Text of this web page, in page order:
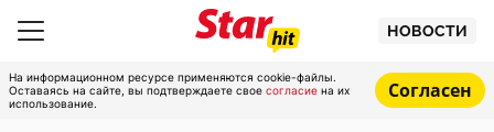
НОВОСТИ
На информационном ресурсе применяются cookie-файлы.
Оставаясь на сайте, вы подтверждаете свое согласие на их
использование.
Согласен